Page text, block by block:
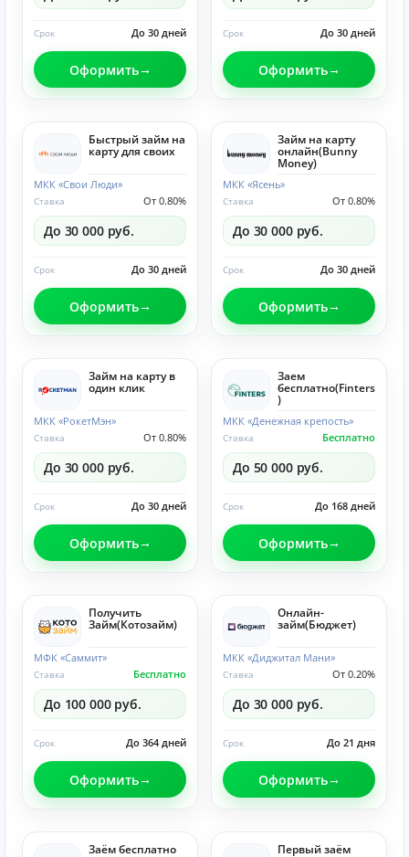
До 30 дней
Срок
Оформить
До 30 дней
Срок
Оформить
Быстрый займ на
карту для своих
МКК «Свои Люди»
От 0.80%
Ставка
До 30 000 руб.
До 30 дней
Срок
Оформить
Займ на карту
онлайн(Bunny
Money)
МКК «Ясень»
От 0.80%
Ставка
До 30 000 руб.
До 30 дней
Срок
Оформить
Займ на карту в
один клик
МКК «РокетМэн»
От 0.80%
Ставка
До 30 000 руб.
До 30 дней
Срок
Оформить
Заем
бесплатно(Finters
)
МКК «Денежная крепость»
Бесплатно
Ставка
До 50 000 руб.
До 168 дней
Срок
Оформить
Получить
Займ(Котозайм)
МФК «Саммит»
Бесплатно
Ставка
До 100 000 руб.
До 364 дней
Срок
Оформить
Онлайн-
займ(Бюджет)
МКК «Диджитал Мани»
От 0.20%
Ставка
До 30 000 руб.
До 21 дня
Срок
Оформить
Заём бесплатно Первый заём